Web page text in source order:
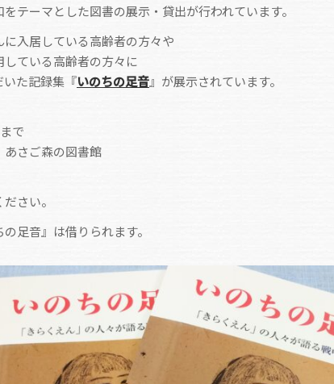
テーマとした図書の展示・貸出が行われています。
入居している高齢者の方々や
ている高齢者の方々に
た記録集『いのちの足音』が展示されています。
で
さご森の図書館
さい。
足音』は借りられます。